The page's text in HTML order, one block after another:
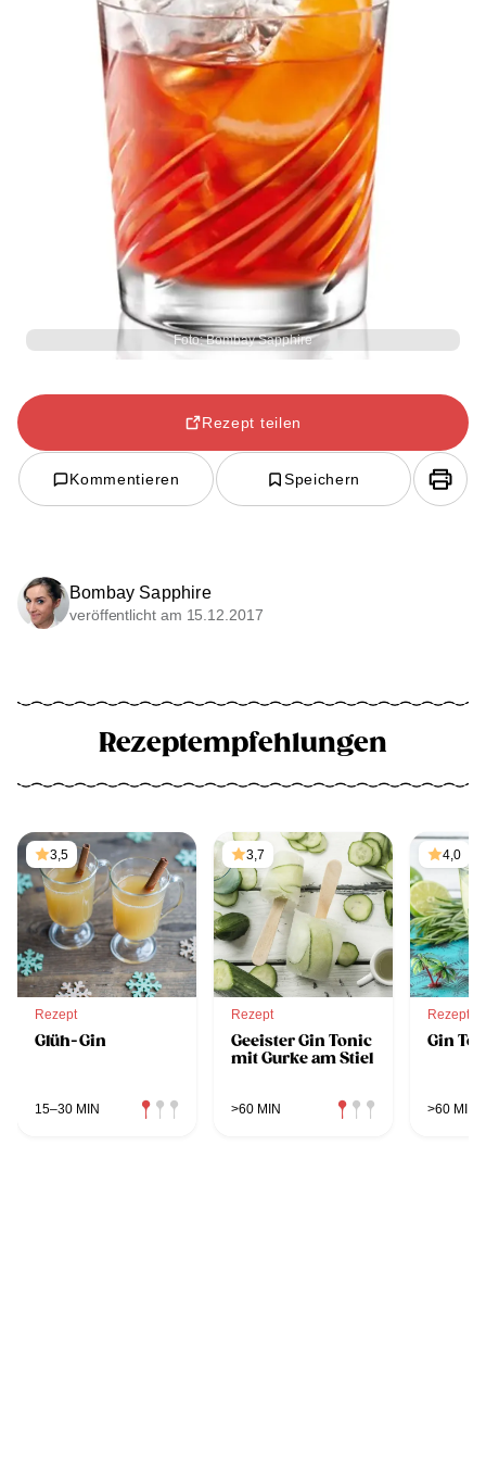
Foto: Bombay Sapphire
Rezept teilen
Kommentieren Speichern
Bombay Sapphire
veröffentlicht am 15.12.2017
Rezeptempfehlungen
3,5
Rezept
Glüh-Gin
15–30 MIN
3,7
Rezept
Geeister Gin Tonic
mit Gurke am Stiel
>60 MIN
4,0
Rezept
Gin
>60 MIN